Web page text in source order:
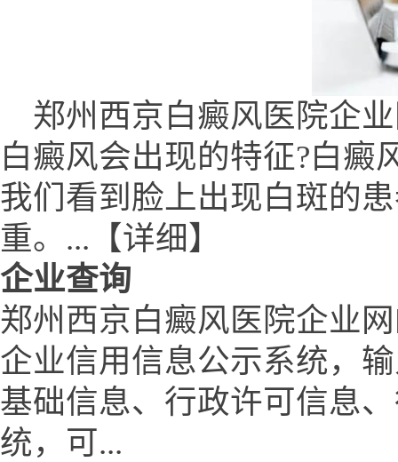
郑州西京白癜风医院企业
白癜风会出现的特征?白癜
我们看到脸上出现白斑的
重。...【详细】
企业查询
郑州西京白癜风医院企业
企业信用信息公示系统，
基础信息、行政许可信息
统，可...